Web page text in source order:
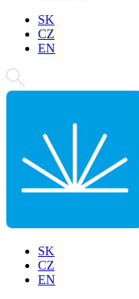
SK
CZ
EN
SK
CZ
EN